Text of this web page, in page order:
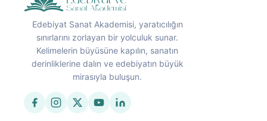
Edebiyat Sanat Akademisi, yaratıcılığın
sınırlarını zorlayan bir yolculuk sunar.
Kelimelerin büyüsüne kapılın, sanatın
derinliklerine dalın ve edebiyatın büyük
mirasıyla buluşun.